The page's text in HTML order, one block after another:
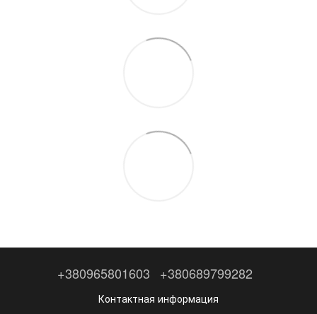
+380965801603 +380689799282
Контактная информация